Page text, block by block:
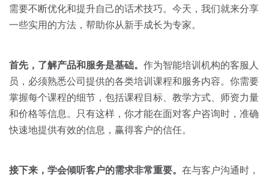
金融
按角色
销售管理
全部
销售会话智能
需要不断优化和提升自己的话术技巧。今天，我们就来分享
一些实用的方法，帮助你从新手成长为专家。
首先，了解产品和服务是基础。 作为智能培训机构的客服人
员，必须熟悉公司提供的各类培训课程和服务内容。你需要
掌握每个课程的细节，包括课程目标、教学方式、师资力量
和价格等信息。只有这样，你才能在面对客户咨询时，准确
快速地提供有效的信息，赢得客户的信任。
接下来，学会倾听客户的需求非常重要。 在与客户沟通时，